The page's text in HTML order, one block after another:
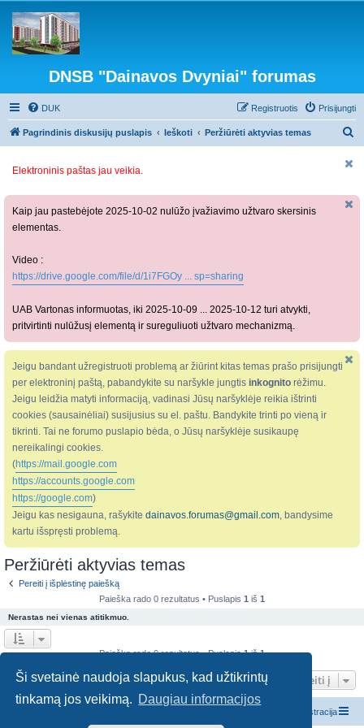
Ši svetainė naudoja slapukus, kad užtikrintų
tinkamą jos veikimą. Daugiau informacijos
DNSB "Dainavos Dvyniai" forumas
DUK Prisijungti
Registruotis
Pagrindinis diskusijų puslapis Ieškoti Peržiūrėti aktyvias temas
Elektroninis paštas jau veikia.
Kaip jau pastebėjote 2025-10-02 nulūžo įvažiavimo užtvaro skersinis
elementas.
Video :
https://drive.google.com/file/d/1i7FGOy ... sp=sharing
UAB Vartonas informuotas, iki 2025-10-09 ... 2025-10-12 turi atvykti,
pritvirtinti nulūžusį elementą ir sureguliuoti užtvaro mechanizmą.
Jeigu bandant užregistruoti problemą ar žiūrint kitas temas prašo prisijungti
per elektroninį paštą, pabandykite su naršykle jungtis inkognito rėžimu.
Jeigu leidžia matyti informaciją, vadinasi Jūsų naršyklėje reikia ištrinti
cookies (sausainėliai) susijusius su el. paštu. Bandykite trinti po vieną ir
tikrinti. Tai ne forumo puslapio bėda, o Jūsų naršyklėje susikaupę
nereikalingi cookies.
(https://mail.google.com
https://accounts.google.com
https://google.com)
Jeigu kas nesigauna, rašykite dainavos.forumas@gmail.com, bandysime
kartu išspręsti problemą.
Peržiūrėti aktyvias temas
Pereiti į išplėstinę paiešką
Paieška rado 0 rezultatus • Puslapis 1 iš 1
Nerastas nei vienas atitikmuo.
Paieška rado 0 rezultatus • Puslapis1iš1
Pereiti į
Susisiekite su administracija